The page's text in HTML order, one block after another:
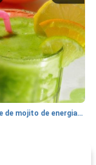
smoothie de mojito de energia verde